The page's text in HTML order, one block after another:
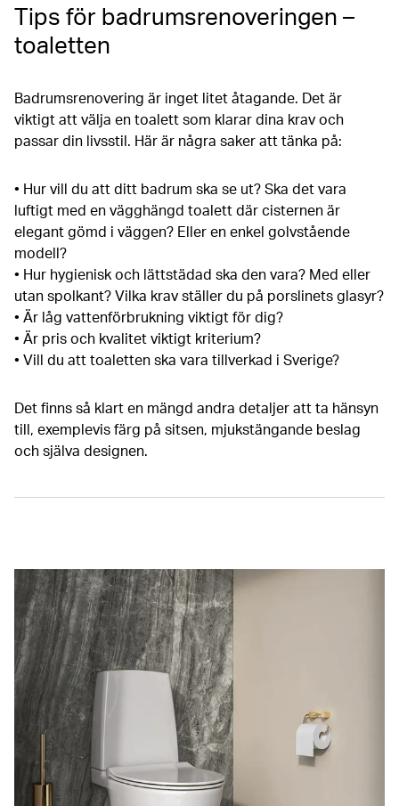
Tips för badrumsrenoveringen –
toaletten
Badrumsrenovering är inget litet åtagande. Det är
viktigt att välja en toalett som klarar dina krav och
passar din livsstil. Här är några saker att tänka på:
• Hur vill du att ditt badrum ska se ut? Ska det vara
luftigt med en vägghängd toalett där cisternen är
elegant gömd i väggen? Eller en enkel golvstående
modell?
• Hur hygienisk och lättstädad ska den vara? Med eller
utan spolkant? Vilka krav ställer du på porslinets glasyr?
• Är låg vattenförbrukning viktigt för dig?
• Är pris och kvalitet viktigt kriterium?
• Vill du att toaletten ska vara tillverkad i Sverige?
Det finns så klart en mängd andra detaljer att ta hänsyn
till, exemplevis färg på sitsen, mjukstängande beslag
och själva designen.